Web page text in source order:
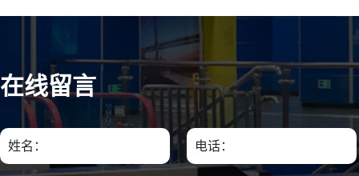
在线留言